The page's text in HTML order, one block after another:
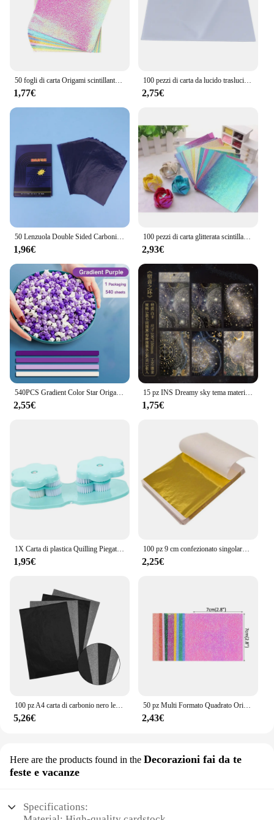
1,77€
100 pezzi di carta da lucido traslucida per modelli di calligrafia artigianale scrittura copia disegno foglio di carta forniture per ufficio 270 * 190mm
2,75€
1,96€
100 pezzi di carta glitterata scintillante lucido uccello fortunato Origami brillante quadrato fatto a mano 10CM
2,93€
540PCS Gradient Color Star Origami Paper Art Craft Paper fai da te fatto a mano Star Paper Strip Double Side ucky Stars carta pieghevole
2,55€
15 pz INS Dreamy sky tema materiale carta diario fai da te Album sfondo carta decorativa carta forniture artigianali fatte a mano
1,75€
1X Carta di plastica Quilling Piegatrice Macchina per crimpare Carta artigianale Quilled Strumento d'arte fai da te Papercraft Scrapbooking Stampaggio all'ingrosso
1,95€
100 pz 9 cm confezionato singolarmente imitazione oro argento foglia carte stagnola per fai da te resina epossidica artigianale nail art creazione di gioielli
2,25€
100 pz A4 carta di carbonio nero leggibile trasferimento di grafite tracciatura pittura superfici artistiche riutilizzabili carta da copia
5,26€
50 pz Multi Formato Quadrato Origami Carta Single-sided Glitter Pieghevole Carte di Colore Solido Per I Bambini Fatti A Mano Carfts FAI DA TE Scrapbooking
2,43€
Here are the products found in the Decorazioni fai da te
feste e vacanze
Specifications: